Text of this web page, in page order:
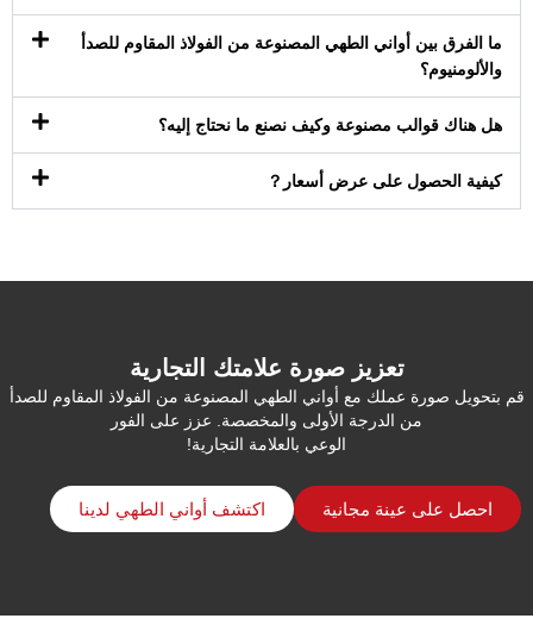
ما الفرق بين أواني الطهي المصنوعة من الفولاذ المقاوم للصدأ
والألومنيوم؟
هل هناك قوالب مصنوعة وكيف نصنع ما نحتاج إليه؟
كيفية الحصول على عرض أسعار？
تعزيز صورة علامتك التجارية
قم بتحويل صورة عملك مع أواني الطهي المصنوعة من الفولاذ المقاوم للصدأ
من الدرجة الأولى والمخصصة. عزز على الفور
الوعي بالعلامة التجارية!
احصل على عينة مجانية اكتشف أواني الطهي لدينا